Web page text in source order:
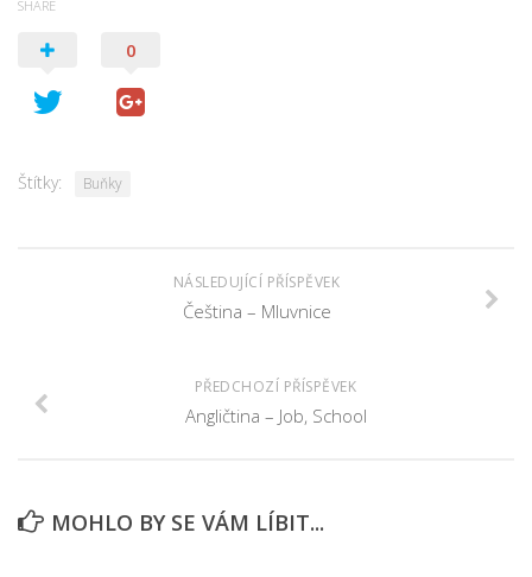
SHARE
0
Štítky: Buňky
NÁSLEDUJÍCÍ PŘÍSPĚVEK
Čeština – Mluvnice
PŘEDCHOZÍ PŘÍSPĚVEK
Angličtina – Job, School
MOHLO BY SE VÁM LÍBIT...